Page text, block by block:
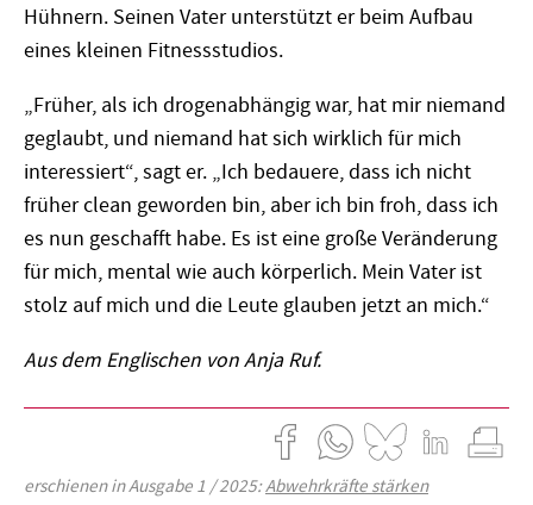
Hühnern. Seinen Vater unterstützt er beim Aufbau
eines kleinen Fitnessstudios.
„Früher, als ich drogenabhängig war, hat mir niemand
geglaubt, und niemand hat sich wirklich für mich
interessiert“, sagt er. „Ich bedauere, dass ich nicht
früher clean geworden bin, aber ich bin froh, dass ich
es nun geschafft habe. Es ist eine große Veränderung
für mich, mental wie auch körperlich. Mein Vater ist
stolz auf mich und die Leute glauben jetzt an mich.“
Aus dem Englischen von Anja Ruf.
erschienen in Ausgabe 1 / 2025:Abwehrkräfte stärken